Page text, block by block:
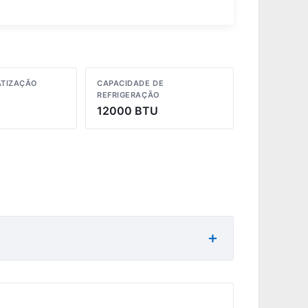
CAPACIDADE DE
REFRIGERAÇÃO
12000 BTU